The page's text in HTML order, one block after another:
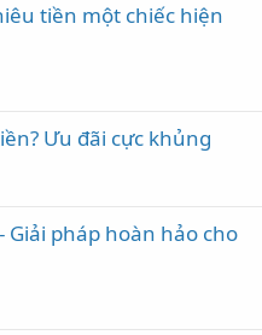
tiền một chiếc hiện
Ưu đãi cực khủng
Giải pháp hoàn hảo cho